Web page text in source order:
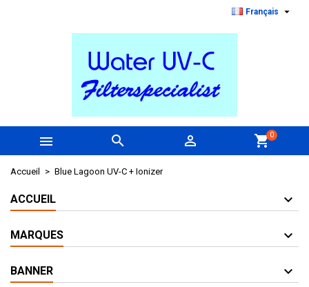
Français 
   shopping_cart0
Accueil Blue Lagoon UV-C + Ionizer
ACCUEIL
MARQUES
BANNER